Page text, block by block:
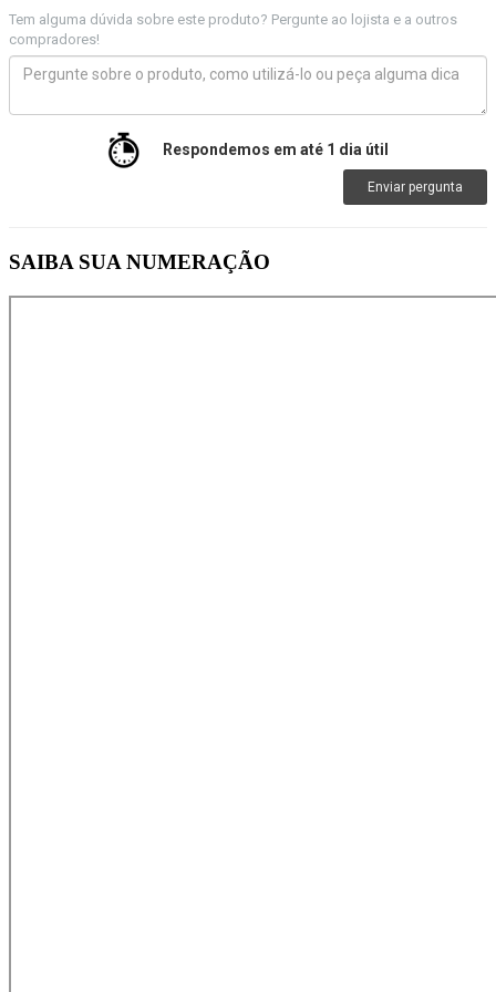
Tem alguma dúvida sobre este produto? Pergunte ao lojista e a outros
compradores!
Respondemos em até 1 dia útil
Enviar pergunta
SAIBA SUA NUMERAÇÃO